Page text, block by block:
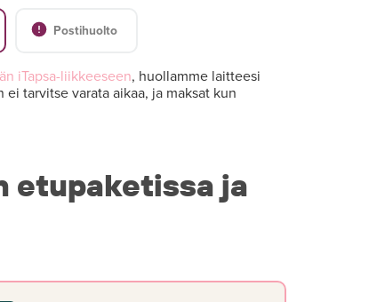
Postihuolto
iTapsa-liikkeeseen, huollamme laitteesi
tarvitse varata aikaa, ja maksat kun
etupaketissa ja